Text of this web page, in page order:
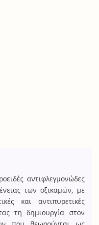
αντιφλεγμονώδες
των οξικαμών, με
και αντιπυρετικές
τη δημιουργία στον